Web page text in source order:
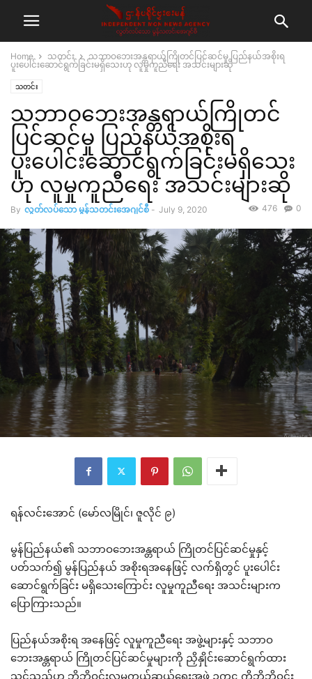
Home သတင်း
သဘာဝဘေးအန္တရာယ်ကြိုတင်ပြင်ဆင်မှု ပြည်နယ်အစိုးရ
ပူးပေါင်းဆောင်ရွက်ခြင်းမရှိသေးဟု လူမှုကူညီရေး အသင်းများဆို
သတင်း
သဘာဝဘေးအန္တရာယ်ကြိုတင်
ပြင်ဆင်မှု ပြည်နယ်အစိုးရ
ပူးပေါင်းဆောင်ရွက်ခြင်းမရှိသေး
ဟု လူမှုကူညီရေး အသင်းများဆို
By လွတ်လပ်သော မွန်သတင်းအေဂျင်စီ - July 9, 2020 0
476
ရန်လင်းအောင် (မော်လမြိုင်၊ ဇူလိုင် ၉)
မွန်ပြည်နယ်၏ သဘာဝဘေးအန္တရာယ် ကြိုတင်ပြင်ဆင်မှုနှင့်
ပတ်သက်၍ မွန်ပြည်နယ် အစိုးရအနေဖြင့် လက်ရှိတွင် ပူးပေါင်း
ဆောင်ရွက်ခြင်း မရှိသေးကြောင်း လူမှုကူညီရေး အသင်းများက
ပြောကြားသည်။
ပြည်နယ်အစိုးရ အနေဖြင့် လူမှုကူညီရေး အဖွဲ့များနှင့် သဘာဝ
ဘေးအန္တရာယ် ကြိုတင်ပြင်ဆင်မှုများကို ညှိနှိုင်းဆောင်ရွက်ထား
သင့်သည်ဟု ဘိုဘိုဝင်းလူမှုကယ်ဆယ်ရေးအဖွဲ့ ဥက္ကဋ္ဌ ကိုဘိုဘိုဝင်း